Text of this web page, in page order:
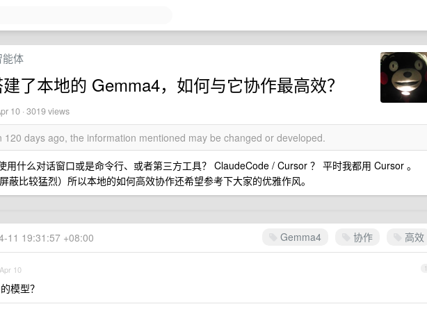
能体
了本地的 Gemma4，如何与它协作最高效？
10 · 3019 views
120 days ago, the information mentioned may be changed or developed.
用什么对话窗口或是命令行、或者第三方工具？ ClaudeCode / Cursor ？ 平时我都用 Cursor 。
蔽比较猛烈）所以本地的如何高效协作还希望参考下大家的优雅作风。
Gemma4 协作 高效
11 19:31:57 +08:00
1
Apr 10
模型？